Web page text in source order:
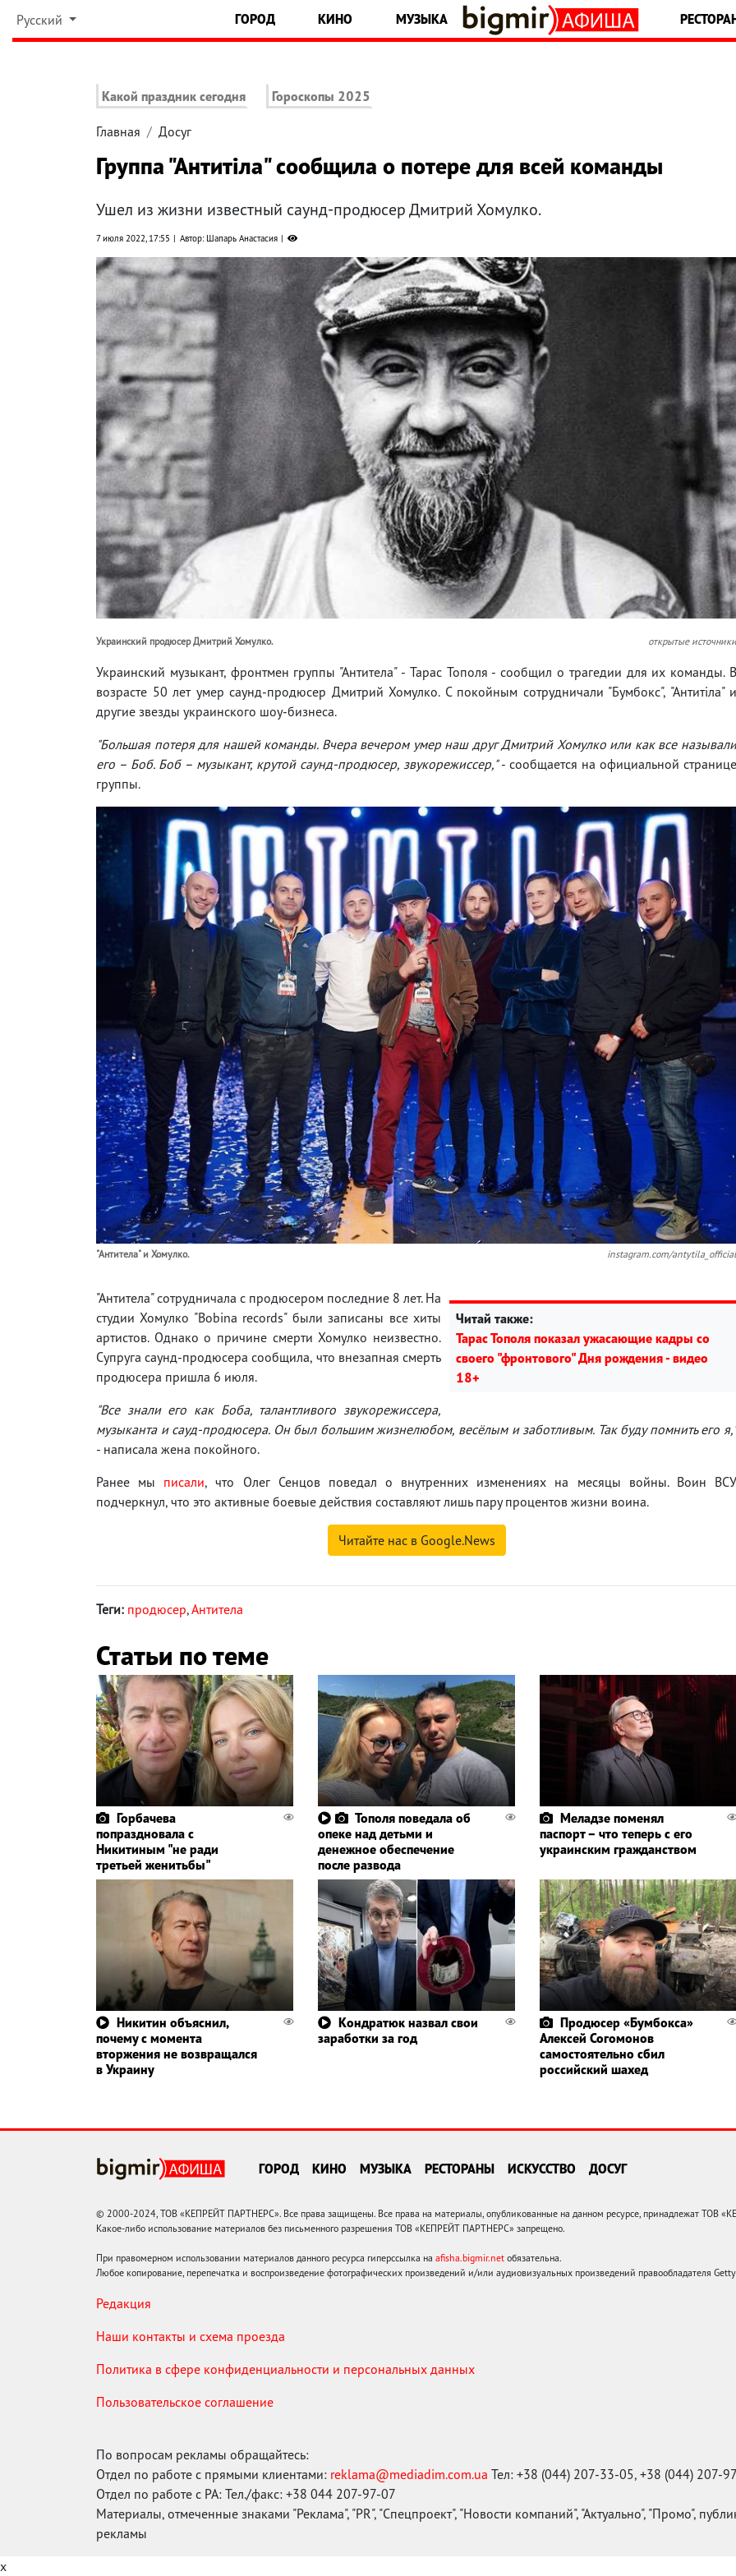
Русский ГОРОД КИНО МУЗЫКА
Какой праздник сегодня Гороскопы 2025
Главная Досуг
Группа "Антитіла" сообщила о потере для всей команды
Ушел из жизни известный саунд-продюсер Дмитрий Хомулко.
7 июля 2022, 17:55 Автор: Шапарь Анастасия
Украинский продюсер Дмитрий Хомулко. открытые источники
Украинский музыкант, фронтмен группы "Антитела" - Тарас Тополя - сообщил о трагедии для их команды. В
возрасте 50 лет умер саунд-продюсер Дмитрий Хомулко. С покойным сотрудничали "Бумбокс", "Антитіла" и
другие звезды украинского шоу-бизнеса.
"Большая потеря для нашей команды. Вчера вечером умер наш друг Дмитрий Хомулко или как все называли
его – Боб. Боб – музыкант, крутой саунд-продюсер, звукорежиссер,"- сообщается на официальной странице
группы.
"Антитела" и Хомулко. instagram.com/antytila_official
Читай также:
Тарас Тополя показал ужасающие кадры со
своего "фронтового" Дня рождения - видео
18+
"Антитела" сотрудничала с продюсером последние 8 лет. На
студии Хомулко "Bobina records" были записаны все хиты
артистов. Однако о причине смерти Хомулко неизвестно.
Супруга саунд-продюсера сообщила, что внезапная смерть
продюсера пришла 6 июля.
"Все знали его как Боба, талантливого звукорежиссера,
музыканта и сауд-продюсера. Он был большим жизнелюбом, весёлым и заботливым. Так буду помнить его я,"
- написала жена покойного.
Ранее мы писали, что Олег Сенцов поведал о внутренних изменениях на месяцы войны. Воин
подчеркнул, что это активные боевые действия составляют лишь пару процентов жизни воина.
Читайте нас в Google.News
Теги: продюсер,Антитела
Статьи по теме
Горбачева
попраздновала с
Никитиным "не ради
третьей женитьбы"
Тополя поведала об
опеке над детьми и
денежное обеспечение
после развода
Меладзе поменял
паспорт – что теперь с его
украинским гражданством
Никитин объяснил,
почему с момента
вторжения не возвращался
в Украину
Кондратюк назвал свои
заработки за год
Продюсер «Бумбокса»
Алексей Согомонов
самостоятельно сбил
российский шахед
ГОРОД КИНО МУЗЫКА РЕСТОРАНЫ ИСКУССТВО ДОСУГ
© 2000-2024, ТОВ «КЕПРЕЙТ ПАРТНЕРС». Все права защищены. Все права на материалы, опубликованные на данном ресурсе, принадлежат ТОВ
Какое-либо использование материалов без письменного разрешения ТОВ «КЕПРЕЙТ ПАРТНЕРС» запрещено.
При правомерном использовании материалов данного ресурса гиперссылка на afisha.bigmir.net обязательна.
Любое копирование, перепечатка и воспроизведение фотографических произведений и/или аудиовизуальных произведений правообладателя
Редакция
Наши контакты и схема проезда
Политика в сфере конфиденциальности и персональных данных
Пользовательское соглашение
По вопросам рекламы обращайтесь:
Отдел по работе с прямыми клиентами: reklama@mediadim.com.ua Тел: +38 (044) 207-33-05, +38 (044) 207-
Отдел по работе с РА: Тел./факс: +38 044 207-97-07
Материалы, отмеченные знаками "Реклама", "PR", "Спецпроект", "Новости компаний", "Актуально", "Промо",
рекламы
x